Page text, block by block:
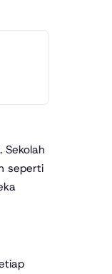
seperti